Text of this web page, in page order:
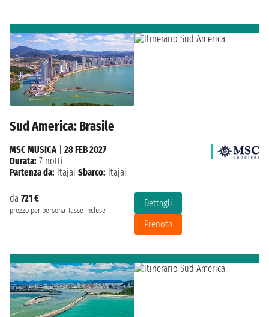
Sud America: Brasile
da 721 €
prezzo per persona Tasse incluse
Dettagli
Prenota
MSC MUSICA| 28 FEB 2027
Durata: 7 notti
Partenza da: Itajai Sbarco: Itajai